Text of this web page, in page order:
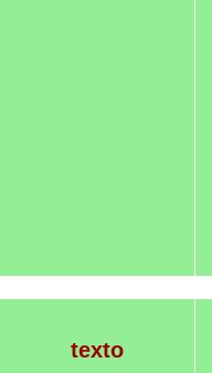
texto